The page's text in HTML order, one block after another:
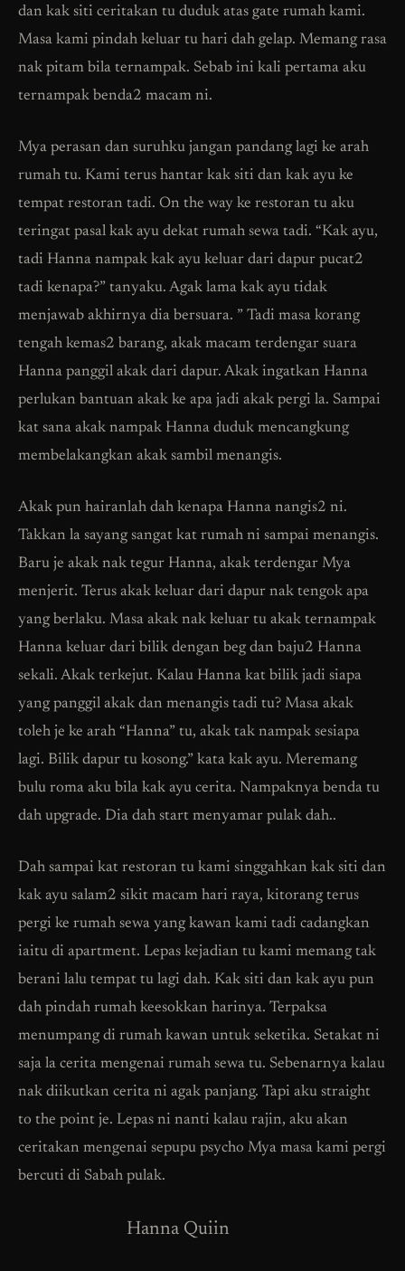
dan kak siti ceritakan tu duduk atas gate rumah kami.
Masa kami pindah keluar tu hari dah gelap. Memang rasa
nak pitam bila ternampak. Sebab ini kali pertama aku
ternampak benda2 macam ni.
Mya perasan dan suruhku jangan pandang lagi ke arah
rumah tu. Kami terus hantar kak siti dan kak ayu ke
tempat restoran tadi. On the way ke restoran tu aku
teringat pasal kak ayu dekat rumah sewa tadi. “Kak ayu,
tadi Hanna nampak kak ayu keluar dari dapur pucat2
tadi kenapa?” tanyaku. Agak lama kak ayu tidak
menjawab akhirnya dia bersuara. ” Tadi masa korang
tengah kemas2 barang, akak macam terdengar suara
Hanna panggil akak dari dapur. Akak ingatkan Hanna
perlukan bantuan akak ke apa jadi akak pergi la. Sampai
kat sana akak nampak Hanna duduk mencangkung
membelakangkan akak sambil menangis.
Akak pun hairanlah dah kenapa Hanna nangis2 ni.
Takkan la sayang sangat kat rumah ni sampai menangis.
Baru je akak nak tegur Hanna, akak terdengar Mya
menjerit. Terus akak keluar dari dapur nak tengok apa
yang berlaku. Masa akak nak keluar tu akak ternampak
Hanna keluar dari bilik dengan beg dan baju2 Hanna
sekali. Akak terkejut. Kalau Hanna kat bilik jadi siapa
yang panggil akak dan menangis tadi tu? Masa akak
toleh je ke arah “Hanna” tu, akak tak nampak sesiapa
lagi. Bilik dapur tu kosong.” kata kak ayu. Meremang
bulu roma aku bila kak ayu cerita. Nampaknya benda tu
dah upgrade. Dia dah start menyamar pulak dah..
Dah sampai kat restoran tu kami singgahkan kak siti dan
kak ayu salam2 sikit macam hari raya, kitorang terus
pergi ke rumah sewa yang kawan kami tadi cadangkan
iaitu di apartment. Lepas kejadian tu kami memang tak
berani lalu tempat tu lagi dah. Kak siti dan kak ayu pun
dah pindah rumah keesokkan harinya. Terpaksa
menumpang di rumah kawan untuk seketika. Setakat ni
saja la cerita mengenai rumah sewa tu. Sebenarnya kalau
nak diikutkan cerita ni agak panjang. Tapi aku straight
to the point je. Lepas ni nanti kalau rajin, aku akan
ceritakan mengenai sepupu psycho Mya masa kami pergi
bercuti di Sabah pulak.
Hanna Quiin